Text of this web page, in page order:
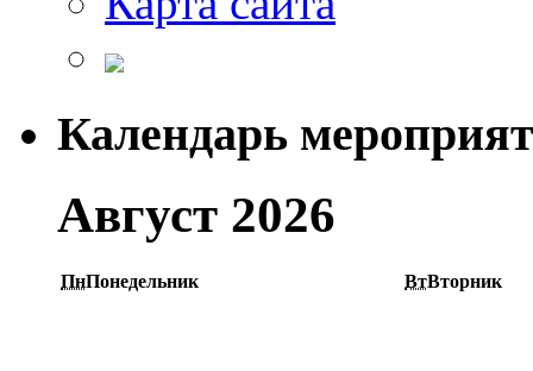
Календарь
Август 2026
ПнПонедельник ВтВторник